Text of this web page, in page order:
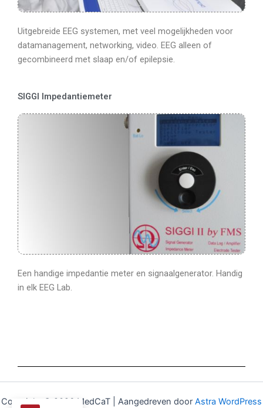
Uitgebreide EEG systemen, met veel mogelijkheden voor
datamanagement, networking, video. EEG alleen of
gecombineerd met slaap en/of epilepsie.
SIGGI Impedantiemeter
Een handige impedantie meter en signaalgenerator. Handig
in elk EEG Lab.
Copyright © 2026 MedCaT | Aangedreven door Astra WordPress